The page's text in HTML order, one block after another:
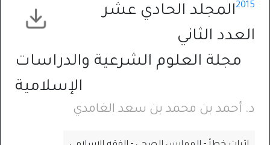
2015المجلد الحادي عشر
العدد الثاني
مجلة العلوم الشرعية والدراسات
الإسلامية
د. أحمد بن محمد بن سعد الغامدي